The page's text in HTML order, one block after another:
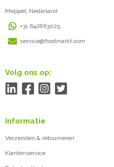
Meppel, Nederland
+31 642863025
service@foodmarkt.com
Volg ons op:
Informatie
Verzenden & retourneren
Klantenservice